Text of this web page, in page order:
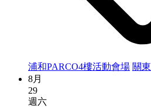
浦和PARCO4樓活動會場 關東
8月
29
週六